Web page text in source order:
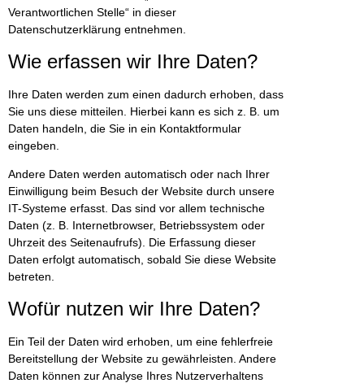
Verantwortlichen Stelle“ in dieser
Datenschutzerklärung entnehmen.
Wie erfassen wir Ihre Daten?
Ihre Daten werden zum einen dadurch erhoben, dass
Sie uns diese mitteilen. Hierbei kann es sich z. B. um
Daten handeln, die Sie in ein Kontaktformular
eingeben.
Andere Daten werden automatisch oder nach Ihrer
Einwilligung beim Besuch der Website durch unsere
IT-Systeme erfasst. Das sind vor allem technische
Daten (z. B. Internetbrowser, Betriebssystem oder
Uhrzeit des Seitenaufrufs). Die Erfassung dieser
Daten erfolgt automatisch, sobald Sie diese Website
betreten.
Wofür nutzen wir Ihre Daten?
Ein Teil der Daten wird erhoben, um eine fehlerfreie
Bereitstellung der Website zu gewährleisten. Andere
Daten können zur Analyse Ihres Nutzerverhaltens